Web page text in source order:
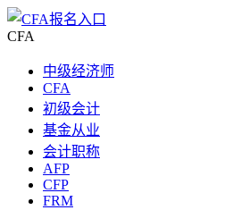
CFA
中级经济师
CFA
初级会计
基金从业
会计职称
AFP
CFP
FRM